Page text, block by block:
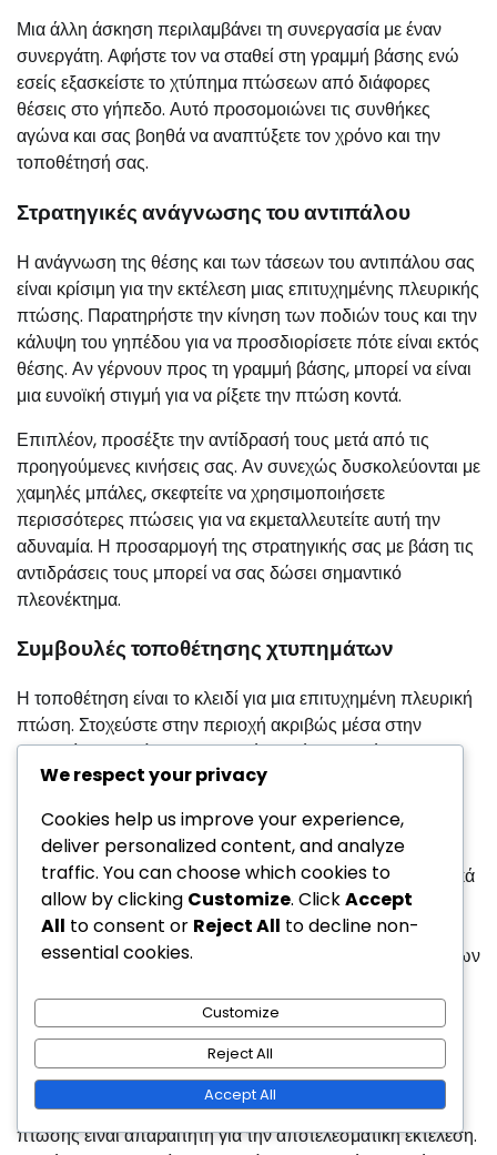
Μια άλλη άσκηση περιλαμβάνει τη συνεργασία με έναν
συνεργάτη. Αφήστε τον να σταθεί στη γραμμή βάσης ενώ
εσείς εξασκείστε το χτύπημα πτώσεων από διάφορες
θέσεις στο γήπεδο. Αυτό προσομοιώνει τις συνθήκες
αγώνα και σας βοηθά να αναπτύξετε τον χρόνο και την
τοποθέτησή σας.
Στρατηγικές ανάγνωσης του αντιπάλου
Η ανάγνωση της θέσης και των τάσεων του αντιπάλου σας
είναι κρίσιμη για την εκτέλεση μιας επιτυχημένης πλευρικής
πτώσης. Παρατηρήστε την κίνηση των ποδιών τους και την
κάλυψη του γηπέδου για να προσδιορίσετε πότε είναι εκτός
θέσης. Αν γέρνουν προς τη γραμμή βάσης, μπορεί να είναι
μια ευνοϊκή στιγμή για να ρίξετε την πτώση κοντά.
Επιπλέον, προσέξτε την αντίδρασή τους μετά από τις
προηγούμενες κινήσεις σας. Αν συνεχώς δυσκολεύονται με
χαμηλές μπάλες, σκεφτείτε να χρησιμοποιήσετε
περισσότερες πτώσεις για να εκμεταλλευτείτε αυτή την
αδυναμία. Η προσαρμογή της στρατηγικής σας με βάση τις
αντιδράσεις τους μπορεί να σας δώσει σημαντικό
πλεονέκτημα.
Συμβουλές τοποθέτησης χτυπημάτων
Η τοποθέτηση είναι το κλειδί για μια επιτυχημένη πλευρική
πτώση. Στοχεύστε στην περιοχή ακριβώς μέσα στην
περιοχή εξυπηρέτησης, ιδανικά κοντά στις πλάγιες
γραμμές. Αυτό καθιστά δύσκολη την πρόσβαση του
ριψοκίνδυνη κίνηση.
Ποικίλλετε την τοποθέτησή σας στοχεύοντας περιστασιακά
στο κέντρο του γηπέδου. Αυτό μπορεί να αιφνιδιάσει τον
αντίπαλό σας, ειδικά αν περιμένει να χτυπήσετε συνεχώς
προς τις πλάγιες γραμμές. Η ποικιλία στην τοποθέτηση των
αυξάνει τις πιθανότητες να κερδίσετε τον πόντο.
Χρόνος και ρυθμός
Η κυριαρχία στο χρόνο και τον ρυθμό της πλευρικής σας
πτώσης είναι απαραίτητη για την αποτελεσματική εκτέλεση.
We respect your privacy
Cookies help us improve your experience,
deliver personalized content, and analyze
traffic. You can choose which cookies to
allow by clicking Customize. ClickAccept
All to consent or Reject All to decline non-
essential cookies.
Customize
Reject All
Accept All